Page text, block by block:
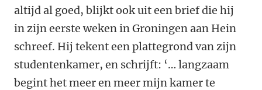
altijd al goed, blijkt ook uit een brief die hij
in zijn eerste weken in Groningen aan Hein
schreef. Hij tekent een plattegrond van zijn
studentenkamer, en schrijft: ‘… langzaam
begint het meer en meer mijn kamer te